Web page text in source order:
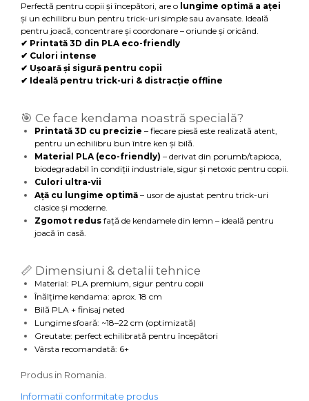
Perfectă pentru copii și începători, are o lungime optimă a aței
și un echilibru bun pentru trick-uri simple sau avansate. Ideală
pentru joacă, concentrare și coordonare – oriunde și oricând.
✔ Printată 3D din PLA eco-friendly
✔ Culori intense
✔ Ușoară și sigură pentru copii
✔ Ideală pentru trick-uri & distracție offline
🎯 Ce face kendama noastră specială?
Printată 3D cu precizie – fiecare piesă este realizată atent,
pentru un echilibru bun între ken și bilă.
Material PLA (eco-friendly) – derivat din porumb/tapioca,
biodegradabil în condiții industriale, sigur și netoxic pentru copii.
Culori ultra-vii
Ață cu lungime optimă – usor de ajustat pentru trick-uri
clasice și moderne.
Zgomot redus față de kendamele din lemn – ideală pentru
joacă în casă.
📏 Dimensiuni & detalii tehnice
Material: PLA premium, sigur pentru copii
Înălțime kendama: aprox. 18 cm
Bilă PLA + finisaj neted
Lungime sfoară: ~18–22 cm (optimizată)
Greutate: perfect echilibrată pentru începători
Vârsta recomandată: 6+
Produs in Romania.
Informatii conformitate produs